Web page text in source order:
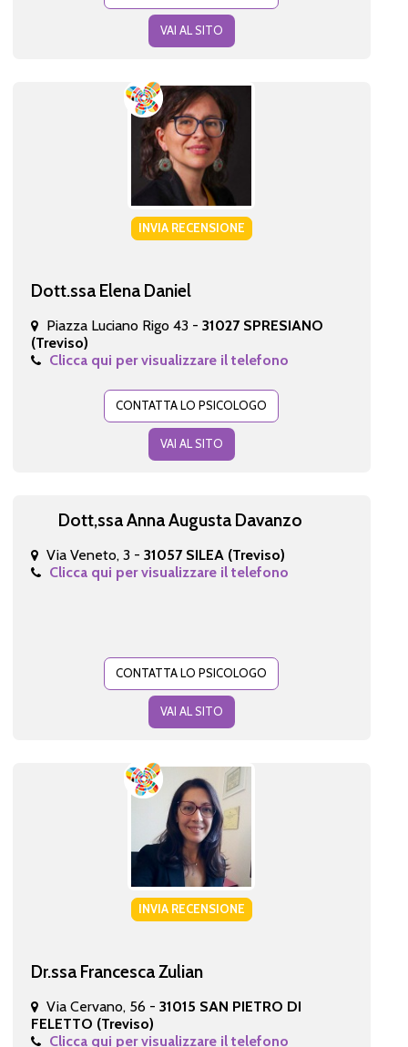
VAI AL SITO
INVIA RECENSIONE
Dott.ssa Elena Daniel
Piazza Luciano Rigo 43 - 31027 SPRESIANO
(Treviso)
Clicca qui per visualizzare il telefono
CONTATTA LO PSICOLOGO
VAI AL SITO
Dott,ssa Anna Augusta Davanzo
Via Veneto, 3 - 31057 SILEA (Treviso)
Clicca qui per visualizzare il telefono
CONTATTA LO PSICOLOGO
VAI AL SITO
INVIA RECENSIONE
Dr.ssa Francesca Zulian
Via Cervano, 56 - 31015 SAN PIETRO DI
FELETTO (Treviso)
Clicca qui per visualizzare il telefono